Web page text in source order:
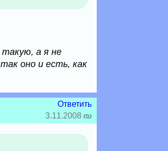
такую, а я не
оно и есть, как
Ответить
3.11.2008